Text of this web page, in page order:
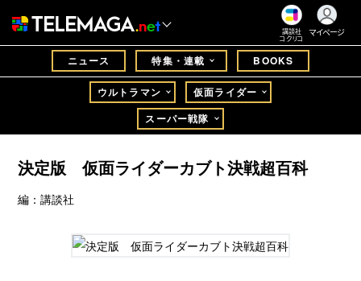
講談社
コクリコ
マイページ
ニュース 特集・連載 BOOKS
ウルトラマン
仮面ライダー
スーパー戦隊
決定版 仮面ライダーカブト決戦超百科
編：講談社